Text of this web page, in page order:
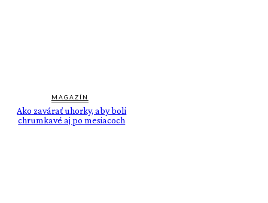
MAGAZÍN
Ako zavárať uhorky, aby boli
chrumkavé aj po mesiacoch